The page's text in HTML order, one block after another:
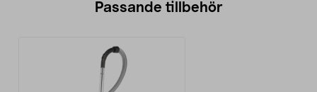
Passande tillbehör